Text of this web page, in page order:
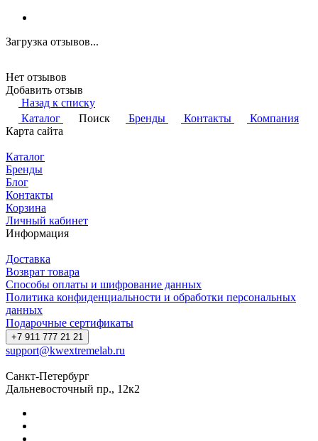
Загрузка отзывов...
Нет отзывов
Добавить отзыв
Назад к списку
Каталог
Поиск Бренды Контакты
Компания
Карта сайта
Каталог
Бренды
Блог
Контакты
Корзина
Личный кабинет
Информация
Доставка
Возврат товара
Способы оплаты и шифрование данных
Политика конфиденциальности и обработки персональных
данных
Подарочные сертификаты
+7 911 777 21 21
support@kwextremelab.ru
Санкт-Петербург
Дальневосточный пр., 12к2